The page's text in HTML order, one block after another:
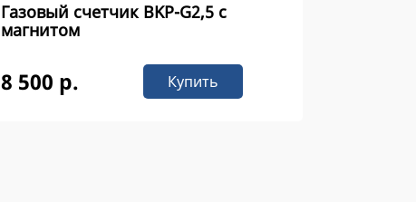
Газовый счетчик ВKР-G2,5 с
магнитом
8 500 р. Купить